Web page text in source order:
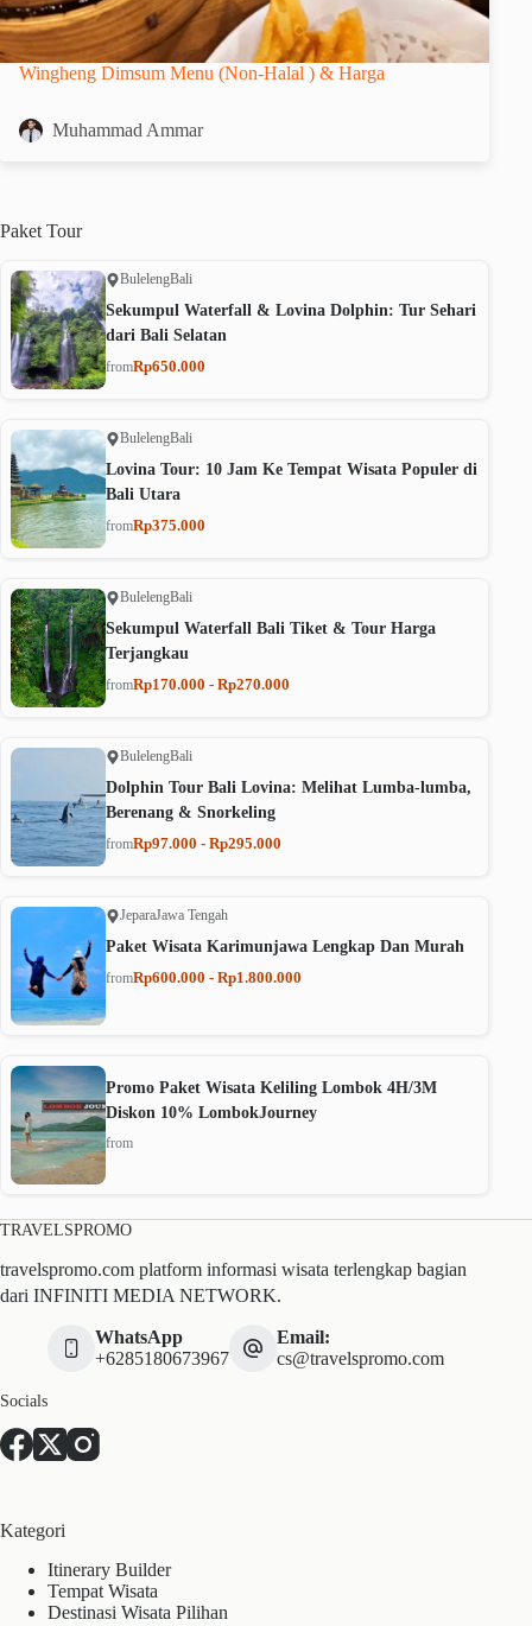
Wingheng Dimsum Menu (Non-Halal ) & Harga
Muhammad Ammar
Paket Tour
BulelengBali
Sekumpul Waterfall & Lovina Dolphin: Tur Sehari
dari Bali Selatan
fromRp650.000
BulelengBali
Lovina Tour: 10 Jam Ke Tempat Wisata Populer di
Bali Utara
fromRp375.000
BulelengBali
Sekumpul Waterfall Bali Tiket & Tour Harga
Terjangkau
fromRp170.000 - Rp270.000
BulelengBali
Dolphin Tour Bali Lovina: Melihat Lumba-lumba,
Berenang & Snorkeling
fromRp97.000 - Rp295.000
JeparaJawa Tengah
Paket Wisata Karimunjawa Lengkap Dan Murah
fromRp600.000 - Rp1.800.000
Promo Paket Wisata Keliling Lombok 4H/3M
Diskon 10% LombokJourney
from
TRAVELSPROMO
travelspromo.com platform informasi wisata terlengkap bagian
dari INFINITI MEDIA NETWORK.
WhatsApp
+6285180673967
Email:
cs@travelspromo.com
Socials
Kategori
Itinerary Builder
Tempat Wisata
Destinasi Wisata Pilihan